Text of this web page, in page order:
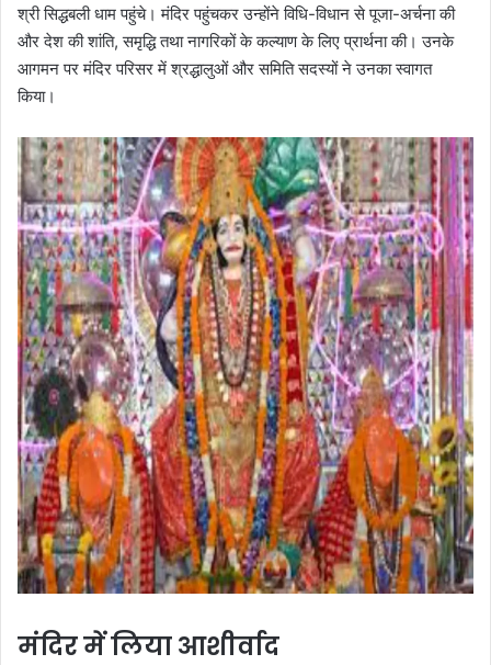
श्री सिद्धबली धाम पहुंचे। मंदिर पहुंचकर उन्होंने विधि-विधान से पूजा-अर्चना की
और देश की शांति, समृद्धि तथा नागरिकों के कल्याण के लिए प्रार्थना की। उनके
आगमन पर मंदिर परिसर में श्रद्धालुओं और समिति सदस्यों ने उनका स्वागत
किया।
मंदिर में लिया आशीर्वाद